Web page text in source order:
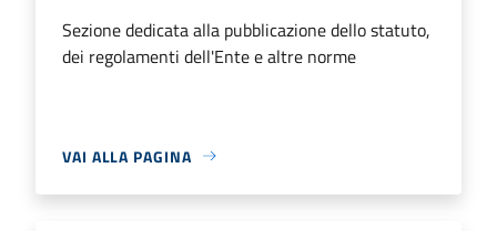
Sezione dedicata alla pubblicazione dello statuto,
dei regolamenti dell'Ente e altre norme
VAI ALLA PAGINA